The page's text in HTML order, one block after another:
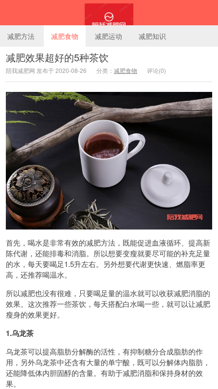
陪我减肥网
减肥方法 减肥食物 减肥运动 减肥知识
减肥效果超好的5种茶饮
陪我减肥网 发布于 2020-08-26 分类： 减肥食物 评论(0)
首先，喝水是非常有效的减肥方法，既能促进血液循环、提高新
陈代谢，还能排毒和消脂。所以想要变瘦就要尽可能的补充足量
的水，每天要喝足1.5升左右。另外想要代谢更快速、燃脂率更
高，还推荐喝温水。
所以减肥也没有很难，只要喝足量的温水就可以收获减肥消脂的
效果。这次推荐一些茶饮，每天搭配白水喝一些，就可以让减肥
瘦身的效果更好。
1.乌龙茶
乌龙茶可以提高脂肪分解酶的活性，有抑制糖分合成脂肪的作
用，另外乌龙茶中还含有大量的单宁酸，既可以分解体内脂肪，
还能降低体内胆固醇的含量。有助于减肥消脂和保持身材的效
果。